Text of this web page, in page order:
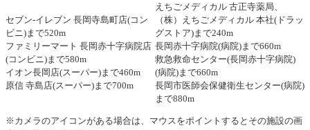
セブン-イレブン 長岡寺島町店(コン
ビニ)まで520m
ファミリーマート 長岡赤十字病院店
(コンビニ)まで580m
イオン長岡店(スーパー)まで460m
原信 寺島店(スーパー)まで700m
えちごメディカル 古正寺薬局、
（株）えちごメディカル 本社(ドラッ
グストア)まで240m
長岡赤十字病院(病院)まで660m
救急救命センター(長岡赤十字病院)
(病院)まで660m
長岡市医師会保健衛生センター(病院)
まで880m
※カメラのアイコンがある場合は、マウスをポイントするとその施設の画